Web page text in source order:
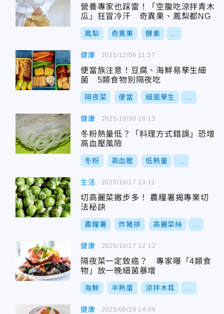
營養專家也踩雷！「空腹吃涼拌青木
瓜」狂冒冷汗 奇異果、鳳梨都NG
鳳梨 奇異果 酵素
健康
便當族注意！豆腐、海鮮易孳生細
菌 5類食物別隔夜吃
隔夜菜 便當 細菌孳生
2025/12/06 11:57
健康
冬粉熱量低？「料理方式錯誤」恐增
高血壓風險
冬粉 高血壓 低熱量
2025/10/30 16:15
生活
切高麗菜撇步多！ 農糧署揭專業切
法秘訣
農糧署 炸豬排 高麗菜絲
2025/10/17 13:11
健康
隔夜菜一定致癌？ 專家曝「4類食
物」放一晚細菌暴增
海鮮 半熟蛋 涼拌木耳
2025/10/17 12:12
健康 2025/06/29 14:08